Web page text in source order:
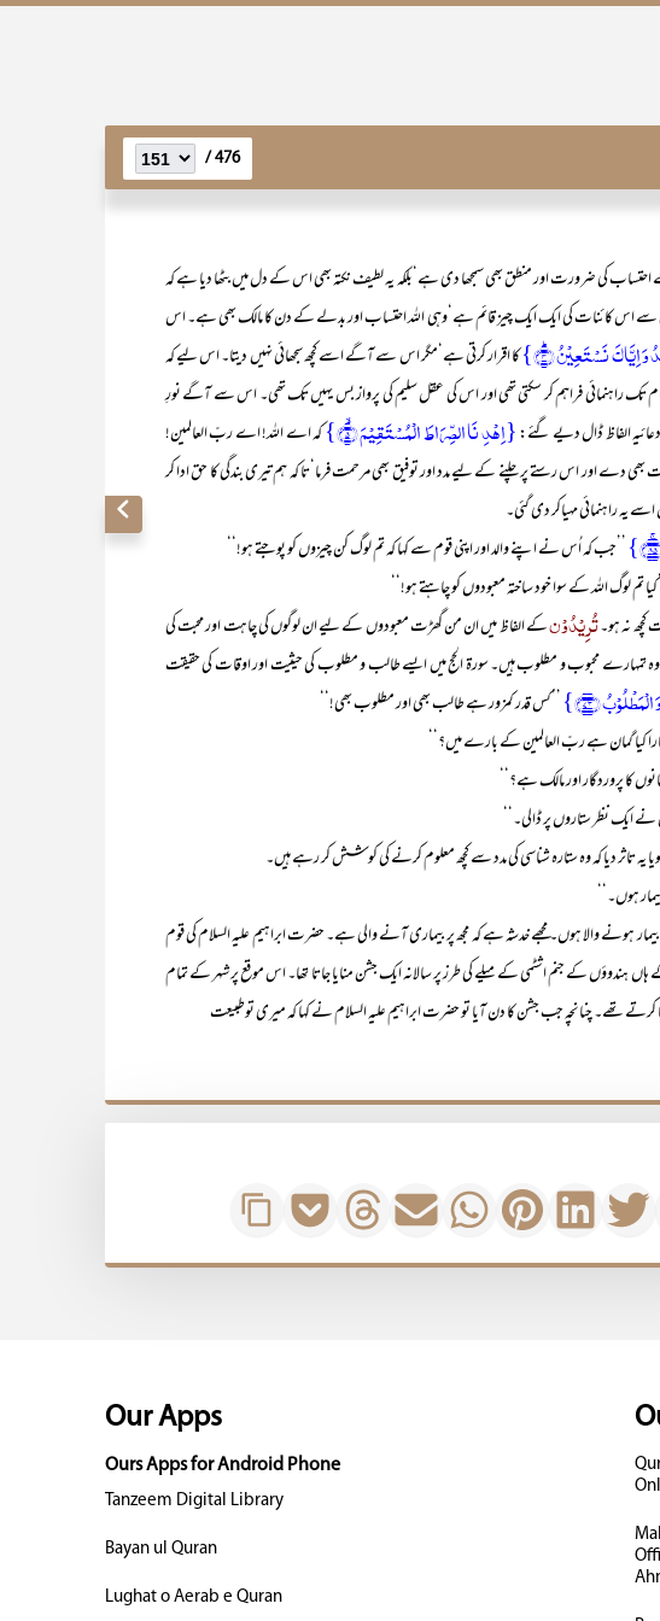
476 /
کی ضرورت اور منطق بھی سمجھا دی ہے‘بلکہ یہ لطیف نکتہ بھی اس کے دل میں بٹھا دیا ہے کہ
سے اس کائنات کی ایک ایک چیز قائم ہے‘وہی اللہ احتساب اور بدلے کے دن کا مالک بھی ہے۔ اس
اِیَّاکَ نَسۡتَعِیۡنُ ؕ﴿۴﴾}
کا اقرار کرتی ہے‘مگر اس سے آگے اسے کچھ سجھائی نہیں دیتا۔ اس لیے کہ
راہنمائی فراہم کر سکتی تھی اور اس کی عقل سلیم کی پرواز بس یہیں تک تھی۔ اس سے آگے نورِ
الفاظ ڈال دیے گئے:{اِہۡدِ نَا الصِّرَاطَ الۡمُسۡتَقِیۡمَ ۙ﴿۵﴾}
کہ اے اللہ! اے ربّ العالمین!
بھی دے اور اس رستے پر چلنے کے لیے مدد اور توفیق بھی مرحمت فرما‘تا کہ ہم تیری بندگی کا حق ادا کر
راہنمائی مہیاکر دی گئی۔
’’جب کہ اُس نے اپنے والد اور اپنی قوم سے کہا کہ تم لوگ کن چیزوں کو پوجتے ہو!‘‘
’’کیا تم لوگ اللہ کے سوا خود ساختہ معبودوں کو چاہتے ہو!‘‘
کچھ نہ ہو۔تُرِیْدُوْنکے الفاظ میں ان من گھڑت معبودوں کے لیے ان لوگوں کی چاہت اور محبت کی
محبوب و مطلوب ہیں۔ سورۃ الحج میں ایسے طالب و مطلوب کی حیثیت اور اوقات کی حقیقت
﴿۷۳﴾} ’’کس قدر کمزور ہے طالب بھی اور مطلوب بھی!‘‘
کیا گمان ہے ربّ العالمین کے بارے میں؟‘‘
کا پروردگار اور مالک ہے؟‘‘
ایک نظر ستاروں پر ڈالی۔‘‘
یہ تاثر دیا کہ وہ ستارہ شناسی کی مدد سے کچھ معلوم کرنے کی کوشش کر رہے ہیں۔
ہوں۔‘‘
ہونے والا ہوں۔ مجھے خدشہ ہے کہ مجھ پر بیماری آنے والی ہے۔ حضرت ابراہیم علیہ السلام کی قوم
ہندوؤں کے جنم اشٹمی کے میلے کی طرز پر سالانہ ایک جشن منایا جاتا تھا۔ اس موقع پر شہر کے تمام
کرتے تھے۔ چنانچہ جب جشن کا دن آیا تو حضرت ابراہیم علیہ السلام نے کہا کہ میری توطبیعت
Our Apps
Ours Apps for Android Phone
Tanzeem Digital Library
Bayan ul Quran
Lughat o Aerab e Quran